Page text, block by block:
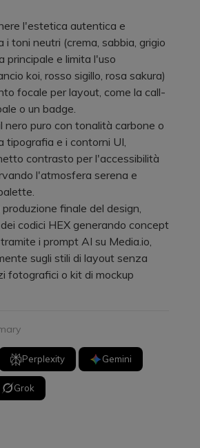
l'estetica autentica e
toni neutri (crema, sabbia, grigio
principale e limita l'uso
koi, rosso sigillo, rosa sakura)
focale per layout, come la call-
o un badge.
puro con tonalità carbone o
tipografia e i contorni UI,
contrasto per l'accessibilità
l'atmosfera serena e
finale del design,
codici HEX generando concept
i prompt AI su Media.io,
sugli stili di layout senza
fotografici o kit di mockup
Perplexity Gemini
Grok